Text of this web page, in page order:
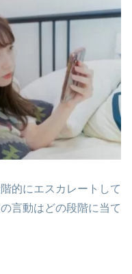
的にエスカレートして
言動はどの段階に当て